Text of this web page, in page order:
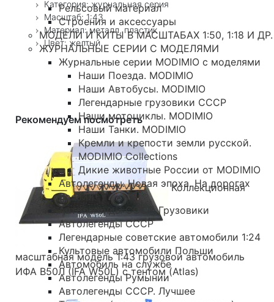
Рельсовый материал
Строения и аксессуары
МОДЕЛИ И КИТЫ В МАСШТАБАХ 1:50, 1:18 И ДР.
ЖУРНАЛЬНЫЕ СЕРИИ С МОДЕЛЯМИ
Журнальные серии MODIMIO с моделями
Наши Поезда. MODIMIO
Наши Автобусы. MODIMIO
Легендарные грузовики СССР
Наши мотоциклы. MODIMIO
Наши Танки. MODIMIO
Кремли и крепости земли русской.
MODIMIO Collections
Дикие животные России от MODIMIO
Автолегенды. Новая эпоха. На дорогах
России
Автолегенды СССР. Грузовики
Автолегенды СССР
Легендарные советские автомобили 1:24
Культовые автомобили Польши
Автомобиль на службе
Автолегенды Румынии
Автолегенды СССР. Лучшее
Категория: журнальная серия
Масштаб: 1:43
Материал: металл, пластик
Цвет: желтый
Рекомендуем посмотреть
Коллекционная
масштабная модель 1:43 грузовой автомобиль
ИФА В50Л (IFA W50L) с тентом (Atlas)